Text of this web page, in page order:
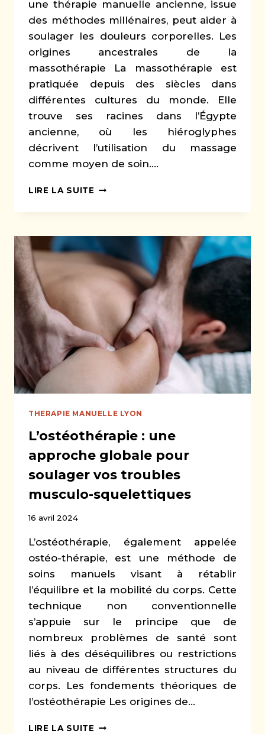
une thérapie manuelle ancienne, issue
des méthodes millénaires, peut aider à
soulager les douleurs corporelles. Les
origines ancestrales de la
massothérapie La massothérapie est
pratiquée depuis des siècles dans
différentes cultures du monde. Elle
trouve ses racines dans l’Égypte
ancienne, où les hiéroglyphes
décrivent l’utilisation du massage
comme moyen de soin….
LIRE LA SUITE LA
:
SOLUTION
MILLÉNAIRE
POUR
SOULAGER
CORPS
HUMAIN.
THERAPIE MANUELLE LYON
L’ostéothérapie : une
approche globale pour
soulager vos troubles
musculo-squelettiques
16 avril 2024
L’ostéothérapie, également appelée
ostéo-thérapie, est une méthode de
soins manuels visant à rétablir
l’équilibre et la mobilité du corps. Cette
technique non conventionnelle
s’appuie sur le principe que de
nombreux problèmes de santé sont
liés à des déséquilibres ou restrictions
au niveau de différentes structures du
corps. Les fondements théoriques de
l’ostéothérapie Les origines de…
LIRE LA SUITE L’OSTÉOTHÉRAPIE